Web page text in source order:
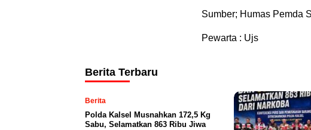
Sumber; Humas Pemda
Pewarta : Ujs
Berita Terbaru
Berita
Polda Kalsel Musnahkan 172,5 Kg
Sabu, Selamatkan 863 Ribu Jiwa